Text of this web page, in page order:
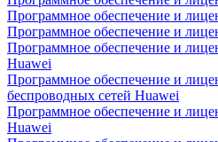
Программное обеспечение и
Программное обеспечение и
Программное обеспечение и
Huawei
Программное обеспечение и
беспроводных сетей Huawei
Программное обеспечение и
Huawei